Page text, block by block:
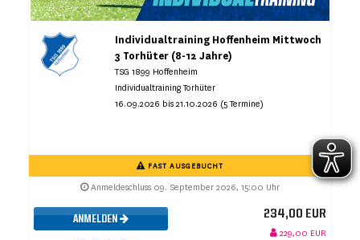
Individualtraining Hoffenheim Mittwoch
3 Torhüter (8-12 Jahre)
TSG 1899 Hoffenheim
Individualtraining Torhüter
16.09.2026 bis 21.10.2026 (5 Termine)
FAST AUSGEBUCHT
Anmeldeschluss 09. September 2026, 15:00 Uhr
ANMELDEN 234,00 EUR
229,00 EUR